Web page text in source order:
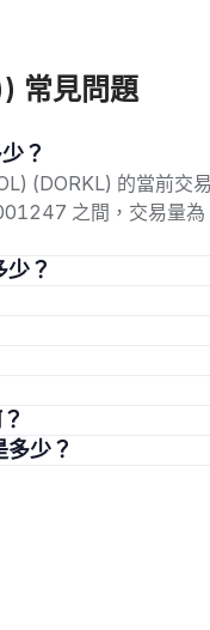
常見問題
？
(DORKL) 的當前
之間，交易量
少？
多少？